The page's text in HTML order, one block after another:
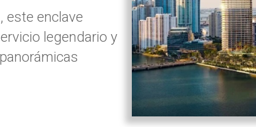
este enclave
legendario y